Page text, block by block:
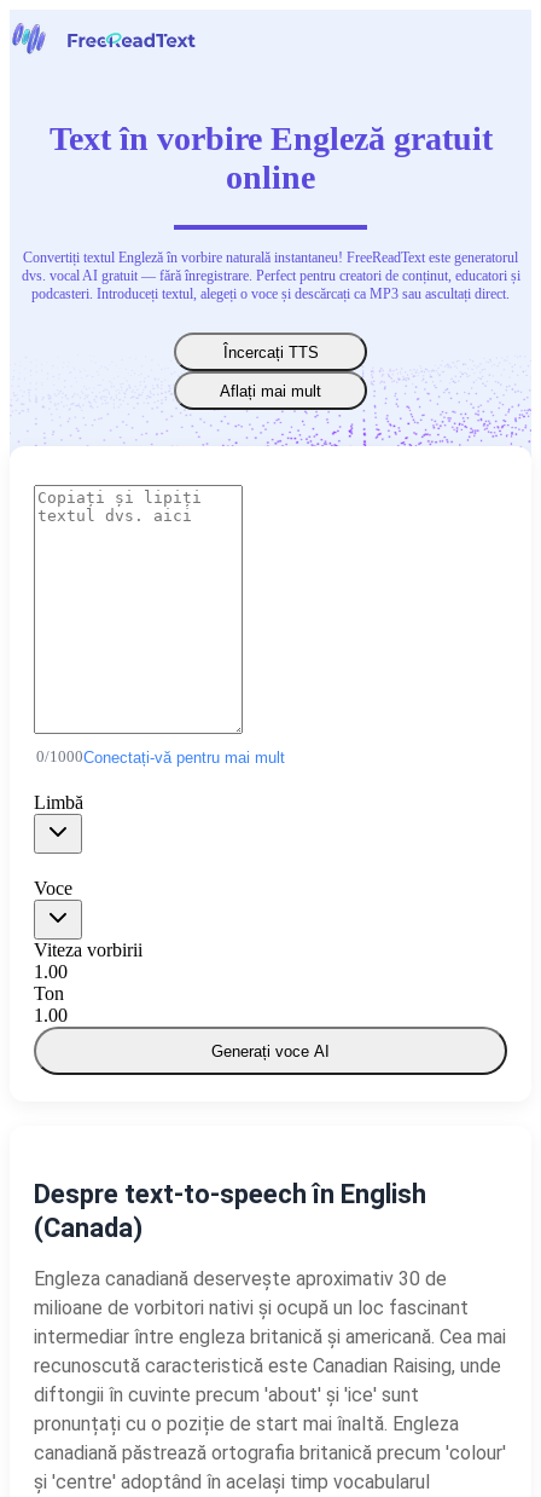
Instrumente
Română
Text în vorbire Engleză gratuit
online
Convertiți textul Engleză în vorbire naturală instantaneu! FreeReadText este generatorul
dvs. vocal AI gratuit — fără înregistrare. Perfect pentru creatori de conținut, educatori și
podcasteri. Introduceți textul, alegeți o voce și descărcați ca MP3 sau ascultați direct.
Încercați TTS
Aflați mai mult
0/1000Conectați-vă pentru mai mult
Limbă
Voce
Viteza vorbirii
1.00
Ton
1.00
Generați voce AI
Despre text-to-speech în English
(Canada)
Engleza canadiană deservește aproximativ 30 de
milioane de vorbitori nativi și ocupă un loc fascinant
intermediar între engleza britanică și americană. Cea mai
recunoscută caracteristică este Canadian Raising, unde
diftongii în cuvinte precum 'about' și 'ice' sunt
pronunțați cu o poziție de start mai înaltă. Engleza
canadiană păstrează ortografia britanică precum 'colour'
și 'centre' adoptând în același timp vocabularul